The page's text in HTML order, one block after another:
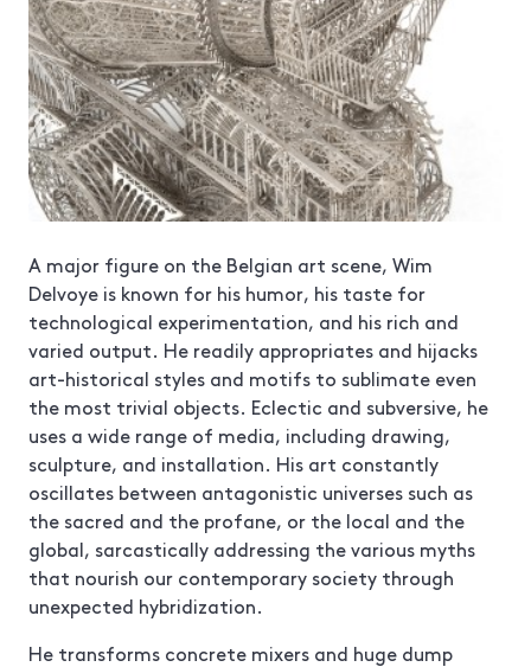
A major figure on the Belgian art scene, Wim
Delvoye is known for his humor, his taste for
technological experimentation, and his rich and
varied output. He readily appropriates and hijacks
art-historical styles and motifs to sublimate even
the most trivial objects. Eclectic and subversive, he
uses a wide range of media, including drawing,
sculpture, and installation. His art constantly
oscillates between antagonistic universes such as
the sacred and the profane, or the local and the
global, sarcastically addressing the various myths
that nourish our contemporary society through
unexpected hybridization.
He transforms concrete mixers and huge dump